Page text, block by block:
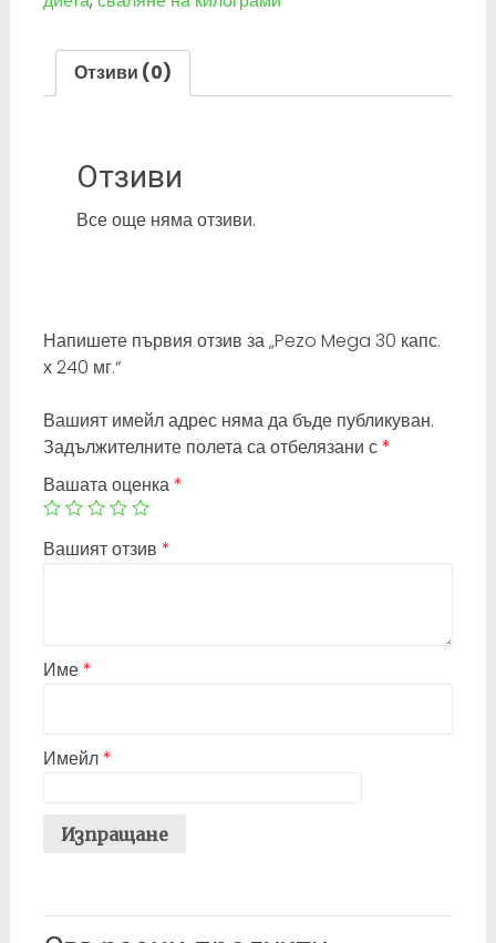
Отзиви (0)
Отзиви
Все още няма отзиви.
Напишете първия отзив за „Pezo Mega 30 капс.
х 240 мг.“
Вашият имейл адрес няма да бъде публикуван.
Задължителните полета са отбелязани с*
Вашата оценка*
Вашият отзив *
Име*
Имейл*